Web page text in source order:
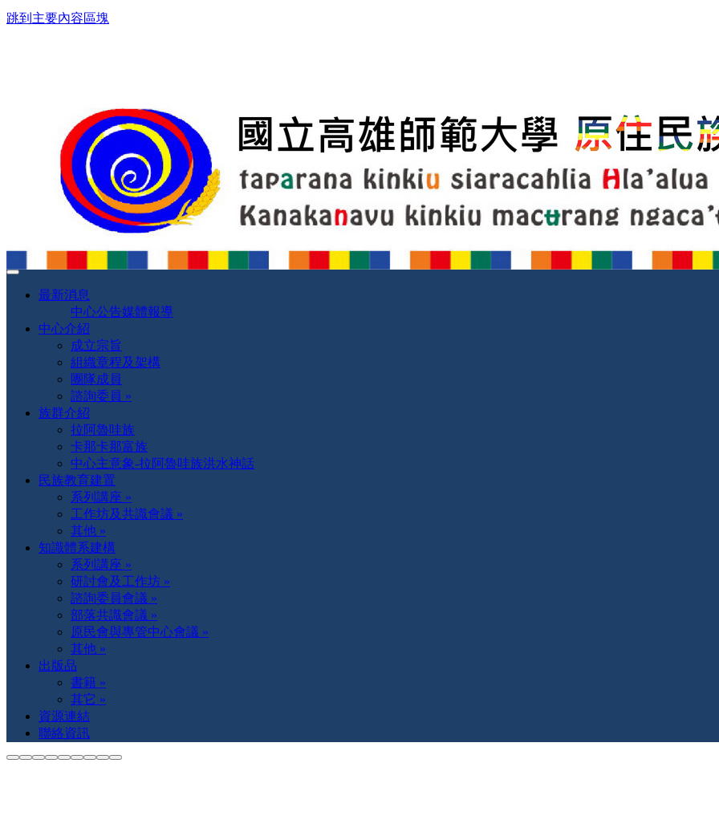
跳到主要內容區塊
最新消息
中心公告媒體報導
中心介紹
成立宗旨
組織章程及架構
團隊成員
諮詢委員 »
族群介紹
拉阿魯哇族
卡那卡那富族
中心主意象-拉阿魯哇族洪水神話
民族教育建置
系列講座 »
工作坊及共識會議 »
其他 »
知識體系建構
系列講座 »
研討會及工作坊 »
諮詢委員會議 »
部落共識會議 »
原民會與專管中心會議 »
其他 »
出版品
書籍 »
其它 »
資源連結
聯絡資訊